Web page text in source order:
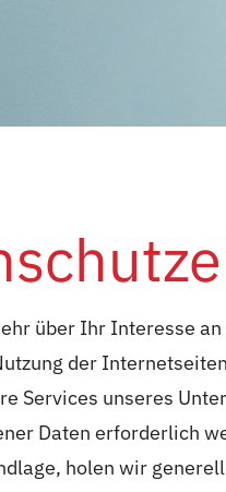
über Ihr Interesse
der
Services unseres
Daten erforderlich
holen wir